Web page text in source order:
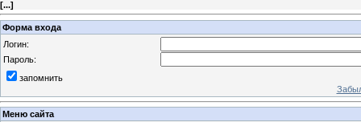
[...]
Форма входа
Логин:
Пароль:
запомнить
Меню сайта